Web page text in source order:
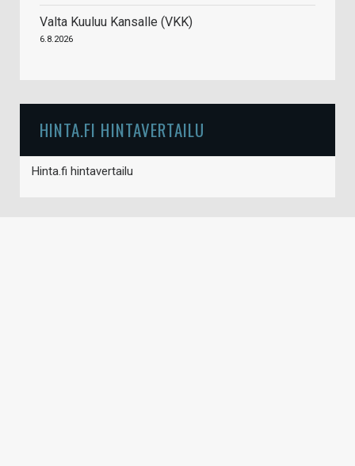
Valta Kuuluu Kansalle (VKK)
6.8.2026
HINTA.FI HINTAVERTAILU
Hinta.fi hintavertailu